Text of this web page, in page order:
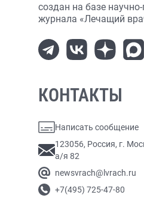
создан на базе
журнала «Лечащий
КОНТАКТЫ
Написать сообщение
123056, Россия, г.
а/я 82
newsvrach@lvrach.ru
+7(495) 725-47-80